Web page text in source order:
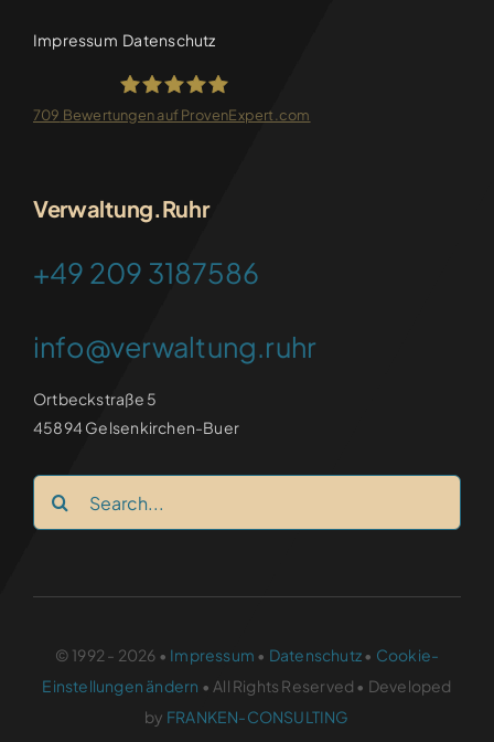
Impressum Datenschutz
709 Bewertungen auf ProvenExpert.com
Verwaltung.Ruhr
+49 209 3187586
info@verwaltung.ruhr
Ortbeckstraße 5
45894 Gelsenkirchen-Buer
© 1992 - 2026 • Impressum • Datenschutz• Cookie-
Einstellungen ändern • All Rights Reserved • Developed
by FRANKEN-CONSULTING